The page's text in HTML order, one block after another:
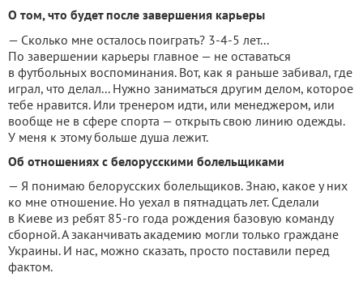
О том, что будет после завершения карьеры
— Сколько мне осталось поиграть? 3-4-5 лет...
По завершении карьеры главное — не оставаться
в футбольных воспоминания. Вот, как я раньше забивал, где
играл, что делал... Нужно заниматься другим делом, которое
тебе нравится. Или тренером идти, или менеджером, или
вообще не в сфере спорта — открыть свою линию одежды.
У меня к этому больше душа лежит.
Об отношениях с белорусскими болельщиками
— Я понимаю белорусских болельщиков. Знаю, какое у них
ко мне отношение. Но уехал в пятнадцать лет. Сделали
в Киеве из ребят 85-го года рождения базовую команду
сборной. А заканчивать академию могли только граждане
Украины. И нас, можно сказать, просто поставили перед
фактом.